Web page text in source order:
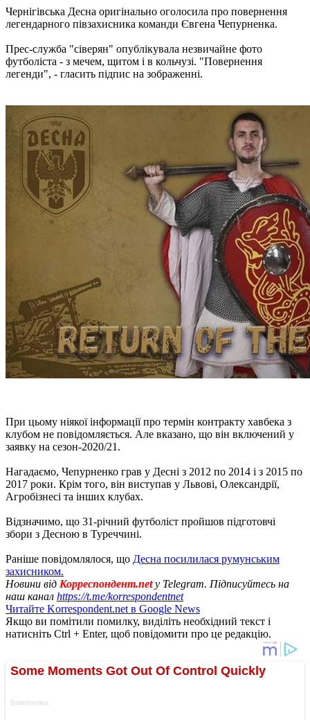
Чернігівська Десна оригінально оголосила про повернення
легендарного півзахисника команди Євгена Чепурненка.
Прес-служба "сіверян" опублікувала незвичайне фото
футболіста - з мечем, щитом і в кольчузі. "Повернення
легенди", - гласить підпис на зображенні.
При цьому ніякої інформації про термін контракту хавбека з
клубом не повідомляється. Але вказано, що він включений у
заявку на сезон-2020/21.
Нагадаємо, Чепурненко грав у Десні з 2012 по 2014 і з 2015 по
2017 роки. Крім того, він виступав у Львові, Олександрії,
Агробізнесі та інших клубах.
Відзначимо, що 31-річний футболіст пройшов підготовчі
збори з Десною в Туреччині.
Раніше повідомлялося, що Десна посилилася румунським
захисником.
Новини від Корреспондент.netу Telegram. Підписуйтесь на
наш канал https://t.me/korrespondentnet
Читайте Korrespondent.net в Google News
Якщо ви помітили помилку, виділіть необхідний текст і
натисніть Ctrl + Enter, щоб повідомити про це редакцію.